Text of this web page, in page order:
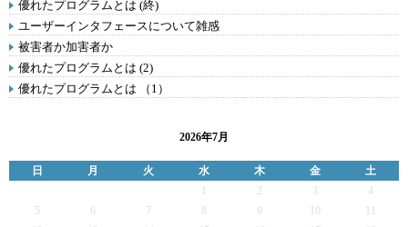
優れたプログラムとは (終)
ユーザーインタフェースについて雑感
被害者か加害者か
優れたプログラムとは (2)
優れたプログラムとは （1）
2026年7月
日 月 火 水 木 金
土
2 3
4
5
6 7 9